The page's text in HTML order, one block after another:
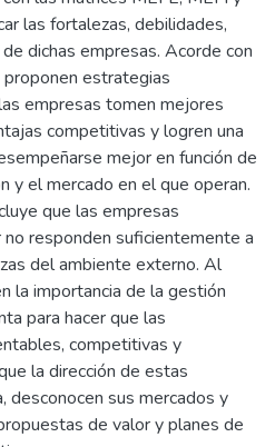
las fortalezas, debilidades,
dichas empresas. Acorde con
estrategias
empresas tomen mejores
competitivas y logren una
mejor en función de
y el mercado en el que operan.
que las empresas
responden suficientemente a
del ambiente externo. Al
la importancia de la gestión
para hacer que las
competitivas y
la dirección de estas
desconocen sus mercados y
de valor y planes de